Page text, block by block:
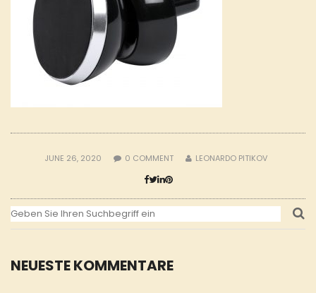
NEUESTE KOMMENTARE
JUNE 26, 2020 0 COMMENT LEONARDO PITIKOV